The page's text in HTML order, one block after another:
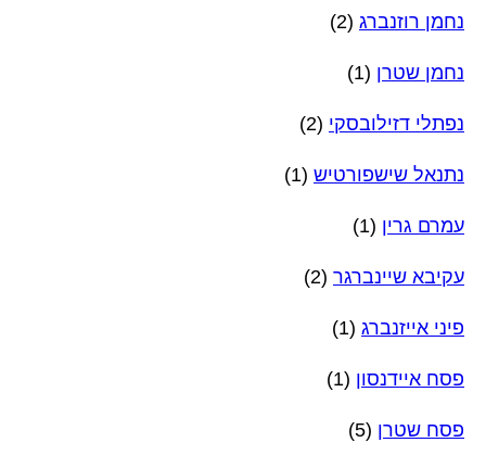
נחמן רוזנברג (2)
נחמן שטרן (1)
נפתלי דזילובסקי (2)
נתנאל שישפורטיש (1)
עמרם גרין (1)
עקיבא שיינברגר (2)
פיני אייזנברג (1)
פסח איידנסון (1)
פסח שטרן (5)